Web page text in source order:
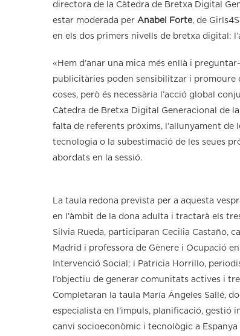
directora de la Càtedra de Bretxa Digital
estar moderada per Anabel Forte, de
en els dos primers nivells de bretxa digital:
«Hem d’anar una mica més enllà i
publicitàries poden sensibilitzar i promoure
coses, però és necessària l’acció global
Càtedra de Bretxa Digital Generacional de
falta de referents pròxims, l’allunyament de
tecnologia o la subestimació de les seues
abordats en la sessió.
La taula redona prevista per a aquesta
en l’àmbit de la dona adulta i tractarà els
Silvia Rueda, participaran Cecilia Castaño,
Madrid i professora de Gènere i Ocupació
Intervenció Social; i Patricia Horrillo,
l’objectiu de generar comunitats actives i
Completaran la taula María Ángeles Sallé,
especialista en l’impuls, planificació,
canvi socioeconòmic i tecnològic a